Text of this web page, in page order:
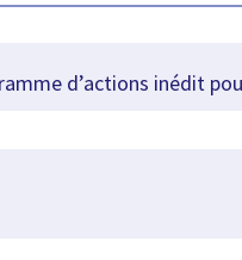
d’actions inédit